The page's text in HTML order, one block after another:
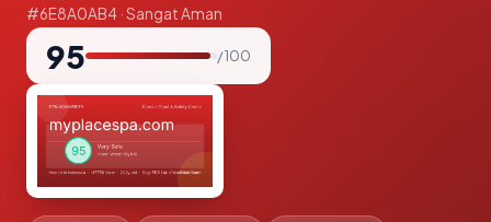
#6E8A0AB4 · Sangat Aman
95 / 100